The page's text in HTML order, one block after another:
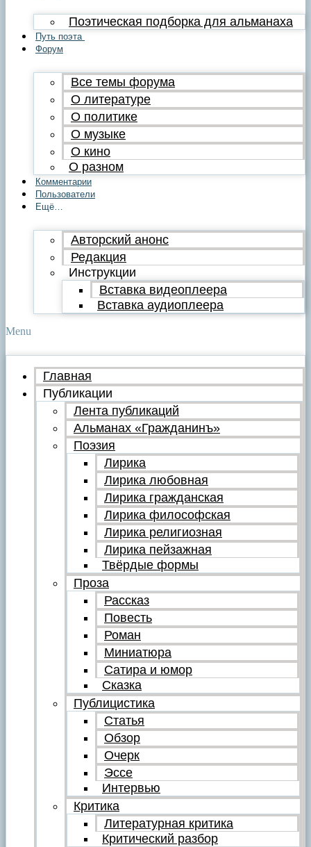
Поэтическая подборка для альманаха
Путь поэта
Форум
Все темы форума
О литературе
О политике
О музыке
О кино
О разном
Комментарии
Пользователи
Ещё…
Авторский анонс
Редакция
Инструкции
Вставка видеоплеера
Вставка аудиоплеера
Menu
Главная
Публикации
Лента публикаций
Альманах «Гражданинъ»
Поэзия
Лирика
Лирика любовная
Лирика гражданская
Лирика философская
Лирика религиозная
Лирика пейзажная
Твёрдые формы
Проза
Рассказ
Повесть
Роман
Миниатюра
Сатира и юмор
Сказка
Публицистика
Статья
Обзор
Очерк
Эссе
Интервью
Критика
Литературная критика
Критический разбор